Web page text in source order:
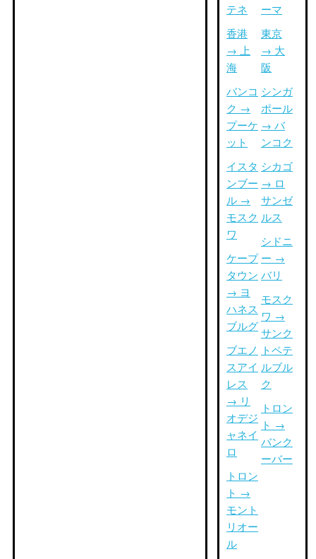
テネ
香港
→ 上
海
バンコ
ク →
プーケ
ット
イスタ
ンブー
ル →
モスク
ワ
ケープ
タウン
→ ヨ
ハネス
ブルグ
ブエノ
スアイ
レス
→ リ
オデジ
ャネイ
ロ
トロン
ト →
モント
リオー
ル
ーマ
東京
→ 大
阪
シンガ
ポール
→ バ
ンコク
シカゴ
→ ロ
サンゼ
ルス
シドニ
ー →
バリ
モスク
ワ →
サンク
トペテ
ルブル
ク
トロン
ト →
バンク
ーバー